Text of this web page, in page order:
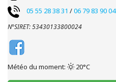
05 55 28 38 31 /06 79 83 90 04
N°SIRET: 53430133800024
Météo du moment: 20°C